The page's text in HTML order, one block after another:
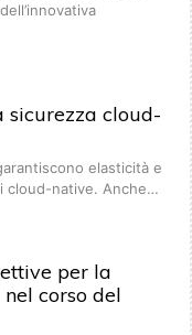
sicurezza cloud-
elasticità e
cloud-native. Anche…
per la
corso del